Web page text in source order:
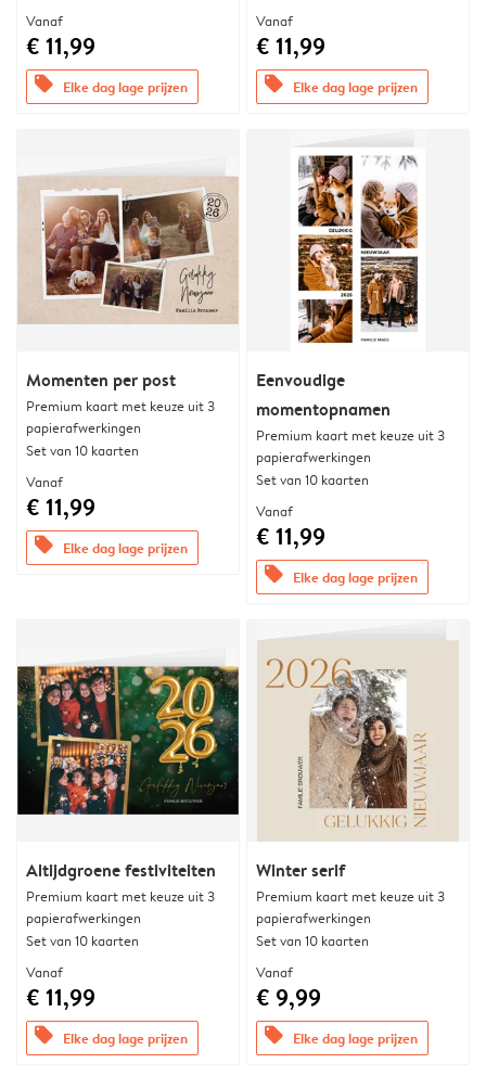
Vanaf
€ 11,99
offers Elke dag lage prijzen
Vanaf
€ 11,99
offers Elke dag lage prijzen
Momenten per post
Premium kaart met keuze uit 3
papierafwerkingen
Set van 10 kaarten
Vanaf
€ 11,99
offers Elke dag lage prijzen
Eenvoudige
momentopnamen
Premium kaart met keuze uit 3
papierafwerkingen
Set van 10 kaarten
Vanaf
€ 11,99
offers Elke dag lage prijzen
Altijdgroene festiviteiten
Premium kaart met keuze uit 3
papierafwerkingen
Set van 10 kaarten
Vanaf
€ 11,99
offers Elke dag lage prijzen
Winter serif
Premium kaart met keuze uit 3
papierafwerkingen
Set van 10 kaarten
Vanaf
€ 9,99
offers Elke dag lage prijzen